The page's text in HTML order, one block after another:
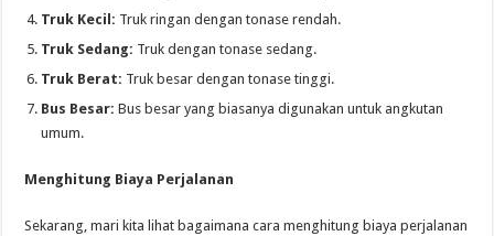
Truk Kecil: Truk ringan dengan tonase rendah.
Truk Sedang: Truk dengan tonase sedang.
Truk Berat: Truk besar dengan tonase tinggi.
Bus Besar: Bus besar yang biasanya digunakan untuk angkutan
umum.
Menghitung Biaya Perjalanan
Sekarang, mari kita lihat bagaimana cara menghitung biaya perjalanan